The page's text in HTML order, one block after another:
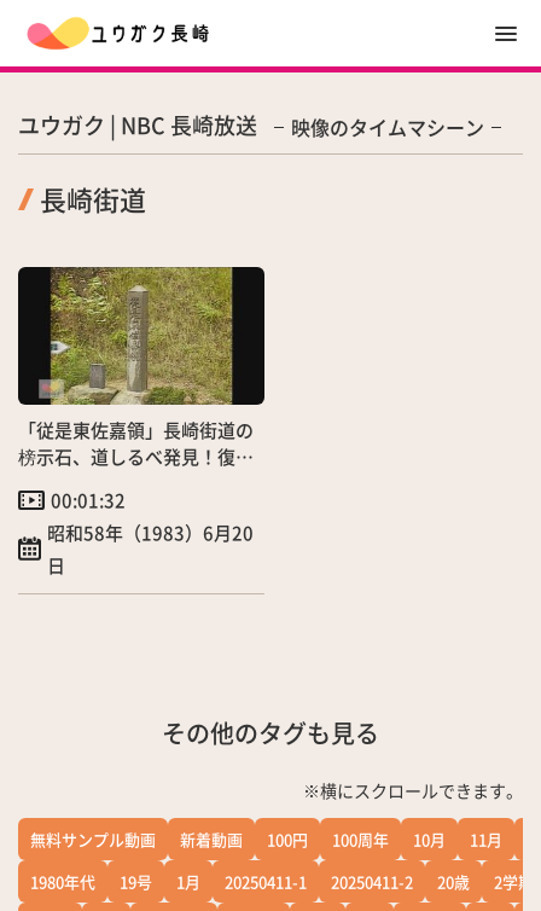
ユウガク | NBC 長崎放送 映像のタイムマシーン
長崎街道
「従是東佐嘉領」長崎街道の
榜示石、道しるべ発見！復元
00:01:32
昭和58年（1983）6月20
日
その他のタグも見る
※横にスクロールできます。
無料サンプル動画 新着動画 100円 100周年 10月 11月
1980年代
19号 1月 20250411-1 20250411-2 20歳
2学期